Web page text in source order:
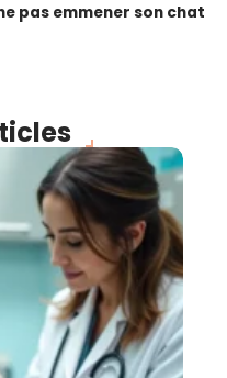
pas emmener son chat